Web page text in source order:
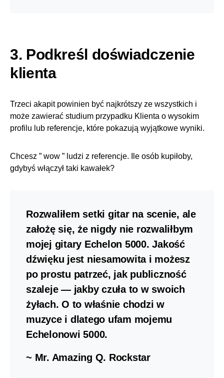
3. Podkreśl doświadczenie
klienta
Trzeci akapit powinien być najkrótszy ze wszystkich i
może zawierać studium przypadku Klienta o wysokim
profilu lub referencje, które pokazują wyjątkowe wyniki.
Chcesz ” wow ” ludzi z referencje. Ile osób kupiłoby,
gdybyś włączył taki kawałek?
Rozwaliłem setki gitar na scenie, ale
założę się, że nigdy nie rozwaliłbym
mojej gitary Echelon 5000. Jakość
dźwięku jest niesamowita i możesz
po prostu patrzeć, jak publiczność
szaleje — jakby czuła to w swoich
żyłach. O to właśnie chodzi w
muzyce i dlatego ufam mojemu
Echelonowi 5000.
~ Mr. Amazing Q. Rockstar